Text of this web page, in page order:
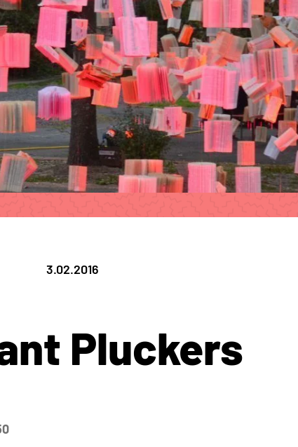
3.02.2016
Pluckers